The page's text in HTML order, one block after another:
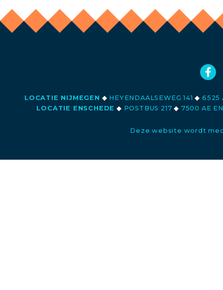
LOCATIE NIJMEGEN ◆ HEYENDAALSEWEG 141◆ 6525
LOCATIE ENSCHEDE ◆ POSTBUS 217◆ 7500 AE
Deze website wordt